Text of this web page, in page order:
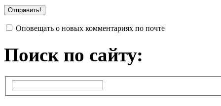
Оповещать о новых комментариях по почте
Поиск по сайту: